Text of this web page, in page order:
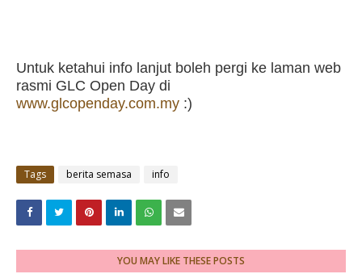
Untuk ketahui info lanjut boleh pergi ke laman web
rasmi GLC Open Day di
www.glcopenday.com.my :)
Tags berita semasa info
YOU MAY LIKE THESE POSTS